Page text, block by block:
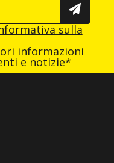
sulla
informazioni
e notizie*